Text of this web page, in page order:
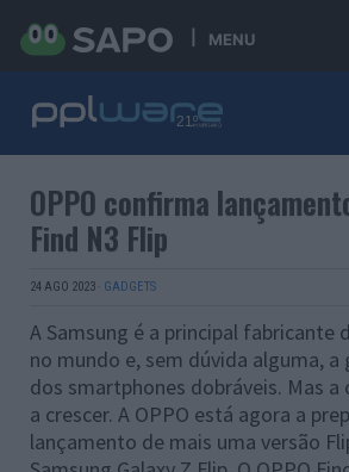
MENU
OPPO confirma
Find N3 Flip
24 AGO 2023 · GADGETS
A Samsung é a principal fabricante
no mundo e, sem dúvida alguma, a
dos smartphones dobráveis. Mas a
a crescer. A OPPO está agora a
lançamento de mais uma versão